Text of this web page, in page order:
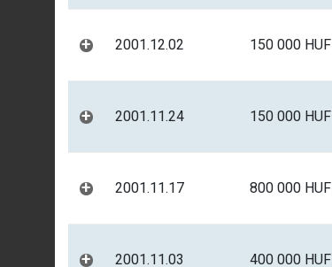
+ 2001.12.02 150 000 HUF
+ 2001.11.24 150 000 HUF
+ 2001.11.17 800 000 HUF
+ 2001.11.03 400 000 HUF